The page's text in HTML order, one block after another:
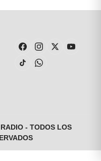
- TODOS LOS